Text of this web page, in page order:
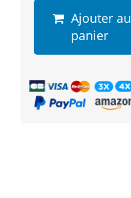
Ajouter au
panier